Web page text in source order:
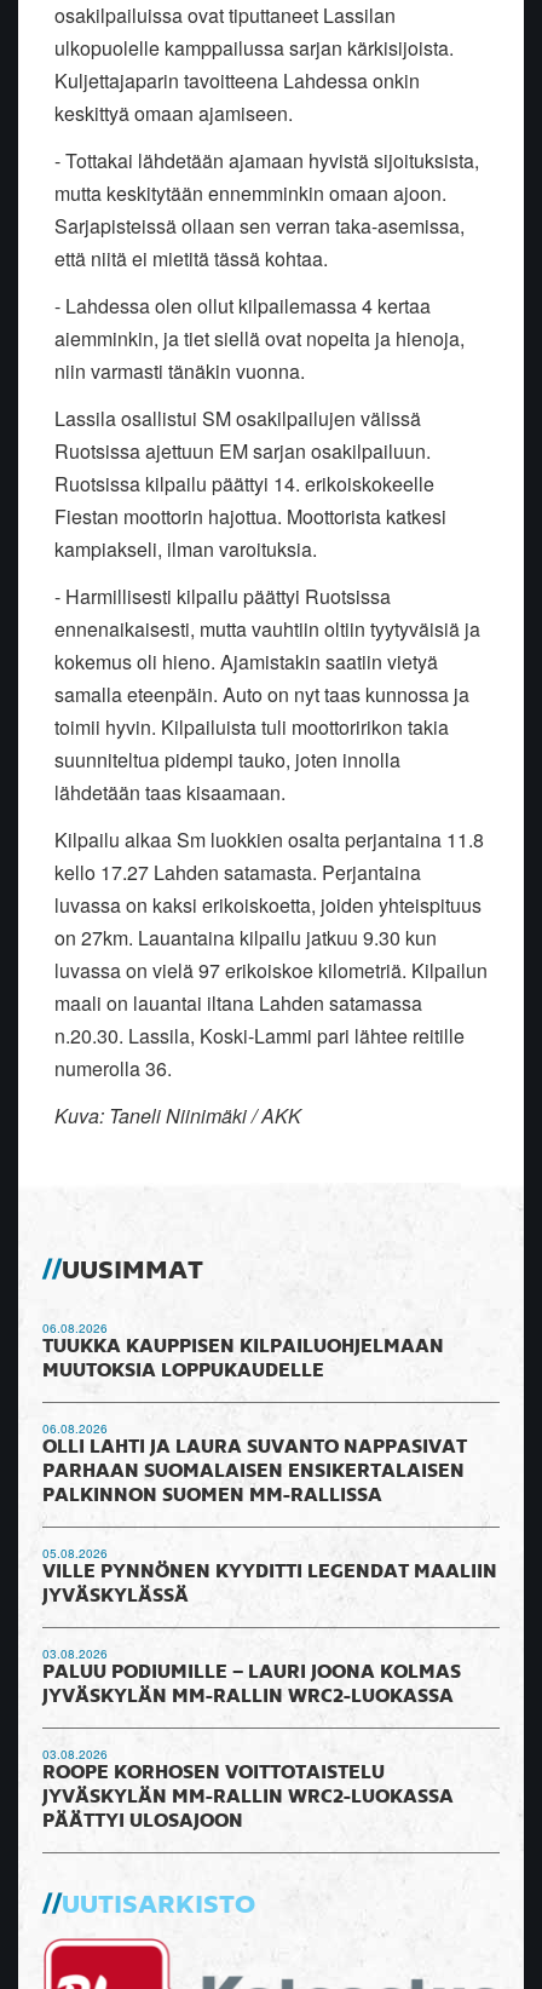
osakilpailuissa ovat tiputtaneet Lassilan
ulkopuolelle kamppailussa sarjan kärkisijoista.
Kuljettajaparin tavoitteena Lahdessa onkin
keskittyä omaan ajamiseen.
- Tottakai lähdetään ajamaan hyvistä sijoituksista,
mutta keskitytään ennemminkin omaan ajoon.
Sarjapisteissä ollaan sen verran taka-asemissa,
että niitä ei mietitä tässä kohtaa.
- Lahdessa olen ollut kilpailemassa 4 kertaa
aiemminkin, ja tiet siellä ovat nopeita ja hienoja,
niin varmasti tänäkin vuonna.
Lassila osallistui SM osakilpailujen välissä
Ruotsissa ajettuun EM sarjan osakilpailuun.
Ruotsissa kilpailu päättyi 14. erikoiskokeelle
Fiestan moottorin hajottua. Moottorista katkesi
kampiakseli, ilman varoituksia.
- Harmillisesti kilpailu päättyi Ruotsissa
ennenaikaisesti, mutta vauhtiin oltiin tyytyväisiä ja
kokemus oli hieno. Ajamistakin saatiin vietyä
samalla eteenpäin. Auto on nyt taas kunnossa ja
toimii hyvin. Kilpailuista tuli moottoririkon takia
suunniteltua pidempi tauko, joten innolla
lähdetään taas kisaamaan.
Kilpailu alkaa Sm luokkien osalta perjantaina 11.8
kello 17.27 Lahden satamasta. Perjantaina
luvassa on kaksi erikoiskoetta, joiden yhteispituus
on 27km. Lauantaina kilpailu jatkuu 9.30 kun
luvassa on vielä 97 erikoiskoe kilometriä. Kilpailun
maali on lauantai iltana Lahden satamassa
n.20.30. Lassila, Koski-Lammi pari lähtee reitille
numerolla 36.
Kuva: Taneli Niinimäki / AKK
UUSIMMAT
06.08.2026
TUUKKA KAUPPISEN KILPAILUOHJELMAAN
MUUTOKSIA LOPPUKAUDELLE
06.08.2026
OLLI LAHTI JA LAURA SUVANTO NAPPASIVAT
PARHAAN SUOMALAISEN ENSIKERTALAISEN
PALKINNON SUOMEN MM-RALLISSA
05.08.2026
VILLE PYNNÖNEN KYYDITTI LEGENDAT MAALIIN
JYVÄSKYLÄSSÄ
03.08.2026
PALUU PODIUMILLE – LAURI JOONA KOLMAS
JYVÄSKYLÄN MM-RALLIN WRC2-LUOKASSA
03.08.2026
ROOPE KORHOSEN VOITTOTAISTELU
JYVÄSKYLÄN MM-RALLIN WRC2-LUOKASSA
PÄÄTTYI ULOSAJOON
UUTISARKISTO